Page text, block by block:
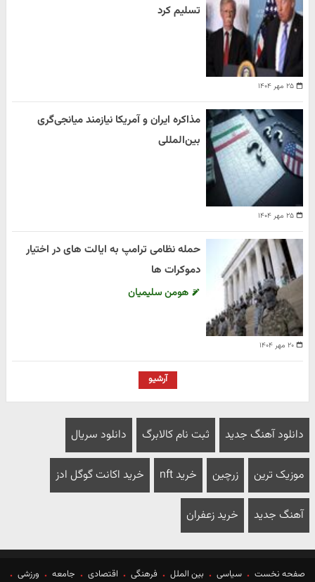
۲۵ مهر ۱۴۰۴
تسلیم کرد
۲۵ مهر ۱۴۰۴
مذاکره ایران و آمریکا نیازمند میانجی‌گری
بین‌المللی
۲۰ مهر ۱۴۰۴
حمله نظامی ترامپ به ایالت های در اختیار
دموکرات ها
هومن سلیمیان
آرشیو
دانلود آهنگ جدید ثبت نام کالابرگ دانلود سریال
موزیک ترین زرچین خرید nft خرید اکانت گوگل ادز
آهنگ جدید خرید زعفران
صفحه نخست سیاسی بین الملل فرهنگی اقتصادی جامعه ورزشی